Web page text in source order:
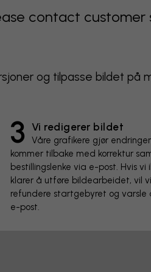
contact customer
og tilpasse bildet på
3 Vi redigerer bildet
Våre grafikere gjør
kommer tilbake med korrektur
bestillingslenke via e-post. Hvis vi
klarer å utføre bildearbeidet, vil vi
refundere startgebyret og varsle
e-post.